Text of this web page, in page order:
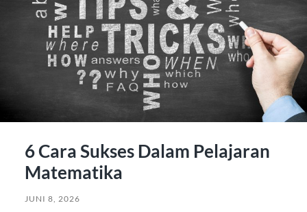
6 Cara Sukses Dalam Pelajaran
Matematika
JUNI 8, 2026